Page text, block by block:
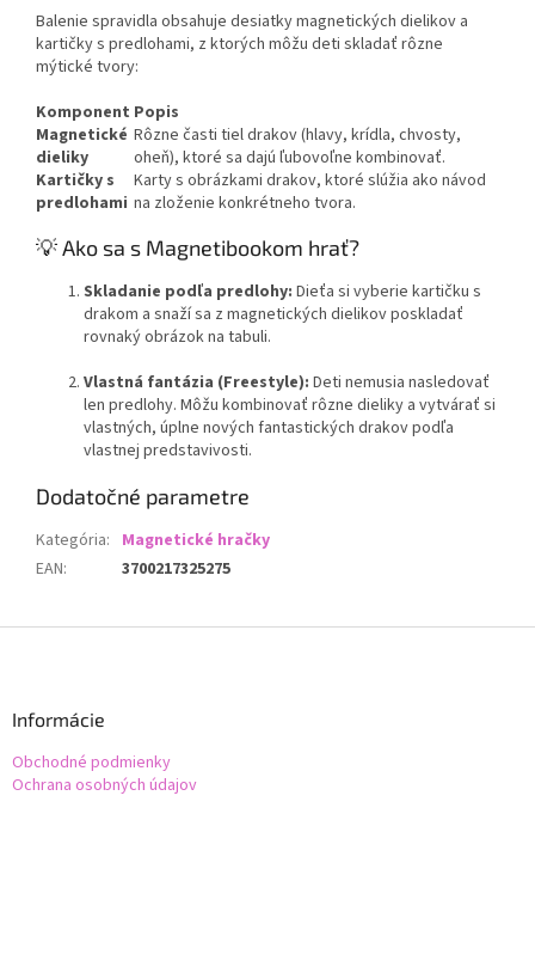
Balenie spravidla obsahuje desiatky magnetických dielikov a
kartičky s predlohami, z ktorých môžu deti skladať rôzne
mýtické tvory:
Komponent Popis
Magnetické
dieliky
Rôzne časti tiel drakov (hlavy, krídla, chvosty,
oheň), ktoré sa dajú ľubovoľne kombinovať.
Kartičky s
predlohami
Karty s obrázkami drakov, ktoré slúžia ako návod
na zloženie konkrétneho tvora.
💡 Ako sa s Magnetibookom hrať?
Skladanie podľa predlohy: Dieťa si vyberie kartičku s
drakom a snaží sa z magnetických dielikov poskladať
rovnaký obrázok na tabuli.
Vlastná fantázia (Freestyle): Deti nemusia nasledovať
len predlohy. Môžu kombinovať rôzne dieliky a vytvárať si
vlastných, úplne nových fantastických drakov podľa
vlastnej predstavivosti.
Dodatočné parametre
Kategória: Magnetické hračky
EAN: 3700217325275
Informácie
Obchodné podmienky
Ochrana osobných údajov